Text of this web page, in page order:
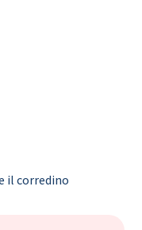
il corredino